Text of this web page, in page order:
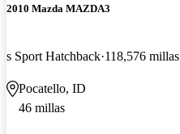
2010 Mazda MAZDA3
s Sport Hatchback 118,576 millas
Pocatello, ID
46 millas